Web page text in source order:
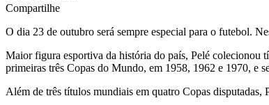
Compartilhe
O dia 23 de outubro será sempre especial para o futebol.
Maior figura esportiva da história do país, Pelé colecionou
primeiras três Copas do Mundo, em 1958, 1962 e 1970, e
Além de três títulos mundiais em quatro Copas